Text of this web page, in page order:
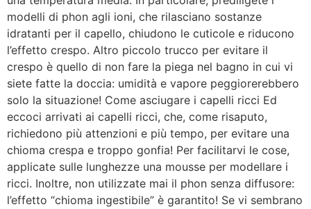
modelli di phon agli ioni, che rilasciano sostanze
idratanti per il capello, chiudono le cuticole e riducono
l’effetto crespo. Altro piccolo trucco per evitare il
crespo è quello di non fare la piega nel bagno in cui vi
siete fatte la doccia: umidità e vapore peggiorerebbero
solo la situazione! Come asciugare i capelli ricci Ed
eccoci arrivati ai capelli ricci, che, come risaputo,
richiedono più attenzioni e più tempo, per evitare una
chioma crespa e troppo gonfia! Per facilitarvi le cose,
applicate sulle lunghezze una mousse per modellare i
ricci. Inoltre, non utilizzate mai il phon senza diffusore:
l’effetto “chioma ingestibile” è garantito! Se vi sembrano